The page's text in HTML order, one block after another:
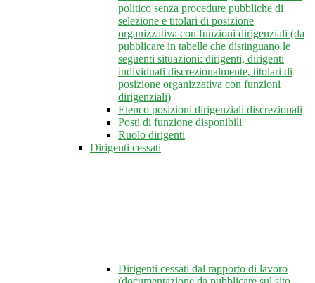
politico senza procedure pubbliche di
selezione e titolari di posizione
organizzativa con funzioni dirigenziali (da
pubblicare in tabelle che distinguano le
seguenti situazioni: dirigenti, dirigenti
individuati discrezionalmente, titolari di
posizione organizzativa con funzioni
dirigenziali)
Elenco posizioni dirigenziali discrezionali
Posti di funzione disponibili
Ruolo dirigenti
Dirigenti cessati
Dirigenti cessati dal rapporto di lavoro